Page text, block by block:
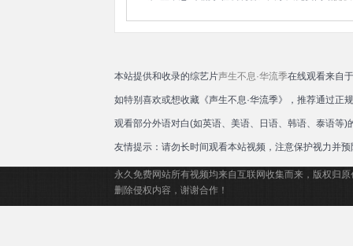
本站提供和收录的综艺片声生不息·华流季在线观看来自
如特别喜欢或想收藏《声生不息·华流季》，推荐通过正
观看部分外语对白(如英语、美语、日语、韩语、泰语等
友情提示：请勿长时间观看本站视频，注意保护视力并预
永久免费网站所有视频均来自互联网收集而来，版权归
删除侵权内容，谢谢合作！